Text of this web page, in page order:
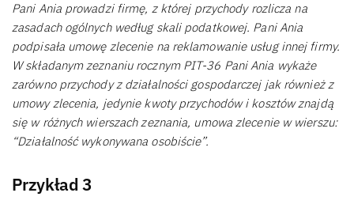
Pani Ania prowadzi firmę, z której przychody rozlicza na
zasadach ogólnych według skali podatkowej. Pani Ania
podpisała umowę zlecenie na reklamowanie usług innej firmy.
W składanym zeznaniu rocznym PIT-36 Pani Ania wykaże
zarówno przychody z działalności gospodarczej jak również z
umowy zlecenia, jedynie kwoty przychodów i kosztów znajdą
się w różnych wierszach zeznania, umowa zlecenie w wierszu:
“Działalność wykonywana osobiście”.
Przykład 3